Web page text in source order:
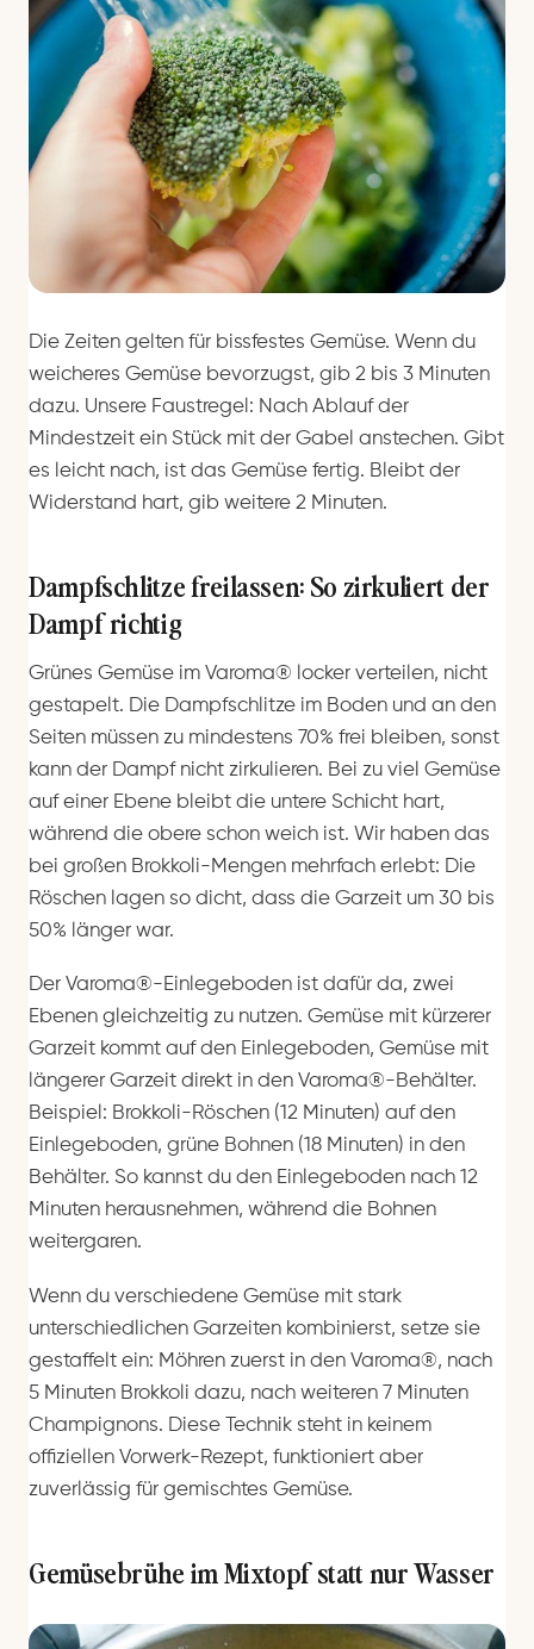
Die Zeiten gelten für bissfestes Gemüse. Wenn du
weicheres Gemüse bevorzugst, gib 2 bis 3 Minuten
dazu. Unsere Faustregel: Nach Ablauf der
Mindestzeit ein Stück mit der Gabel anstechen. Gibt
es leicht nach, ist das Gemüse fertig. Bleibt der
Widerstand hart, gib weitere 2 Minuten.
Dampfschlitze freilassen: So zirkuliert der
Dampf richtig
Grünes Gemüse im Varoma® locker verteilen, nicht
gestapelt. Die Dampfschlitze im Boden und an den
Seiten müssen zu mindestens 70% frei bleiben, sonst
kann der Dampf nicht zirkulieren. Bei zu viel Gemüse
auf einer Ebene bleibt die untere Schicht hart,
während die obere schon weich ist. Wir haben das
bei großen Brokkoli-Mengen mehrfach erlebt: Die
Röschen lagen so dicht, dass die Garzeit um 30 bis
50% länger war.
Der Varoma®-Einlegeboden ist dafür da, zwei
Ebenen gleichzeitig zu nutzen. Gemüse mit kürzerer
Garzeit kommt auf den Einlegeboden, Gemüse mit
längerer Garzeit direkt in den Varoma®-Behälter.
Beispiel: Brokkoli-Röschen (12 Minuten) auf den
Einlegeboden, grüne Bohnen (18 Minuten) in den
Behälter. So kannst du den Einlegeboden nach 12
Minuten herausnehmen, während die Bohnen
weitergaren.
Wenn du verschiedene Gemüse mit stark
unterschiedlichen Garzeiten kombinierst, setze sie
gestaffelt ein: Möhren zuerst in den Varoma®, nach
5 Minuten Brokkoli dazu, nach weiteren 7 Minuten
Champignons. Diese Technik steht in keinem
offiziellen Vorwerk-Rezept, funktioniert aber
zuverlässig für gemischtes Gemüse.
Gemüsebrühe im Mixtopf statt nur Wasser